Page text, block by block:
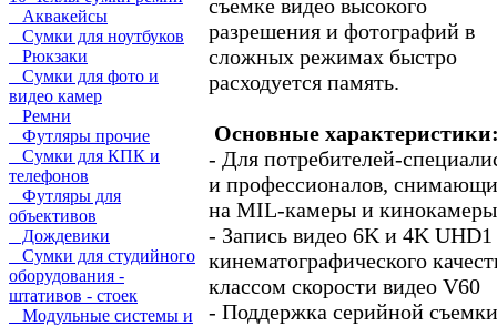
Аквакейсы
Сумки для ноутбуков
Рюкзаки
Сумки для фото и
видео камер
Ремни
Футляры прочие
Сумки для КПК и
телефонов
Футляры для
объективов
Дождевики
Сумки для студийного
оборудования -
штативов - стоек
Модульные системы и
съемке видео высокого
разрешения и фотографий в
сложных режимах быстро
расходуется память.
Основные
- Для потребителей-
и профессионалов,
на MIL-камеры и кинокамеры
- Запись видео 6K и 4K UHD1
кинематографического
классом скорости видео V60
- Поддержка серийной съемки